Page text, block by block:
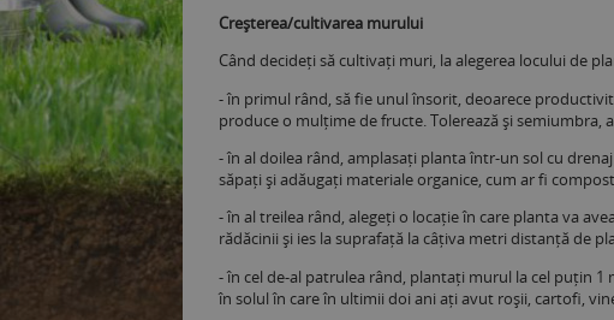
Creșterea/cultivarea murului
Când decideți să cultivați muri, la alegerea locului de
- în primul rând, să fie unul însorit, deoarece
produce o mulțime de fructe. Tolerează și semiumbra,
- în al doilea rând, amplasați planta într-un sol cu
săpați și adăugați materiale organice, cum ar fi
- în al treilea rând, alegeți o locație în care planta va
rădăcinii și ies la suprafață la câțiva metri distanță de
- în cel de-al patrulea rând, plantați murul la cel puțin
în solul în care în ultimii doi ani ați avut roșii, cartofi,